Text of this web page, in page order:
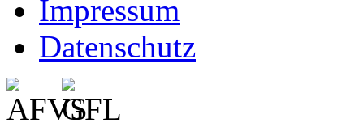
Impressum
Datenschutz